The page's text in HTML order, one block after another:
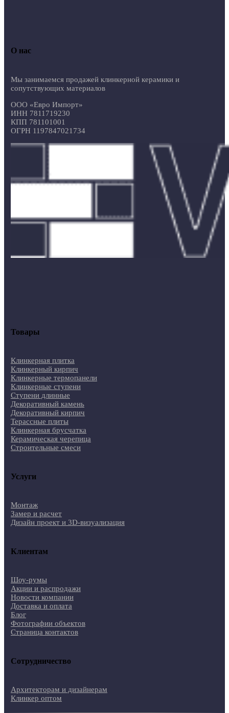
О нас
Мы занимаемся продажей клинкерной керамики и
сопутствующих материалов
ООО «Евро Импорт»
ИНН 7811719230
КПП 781101001
ОГРН 1197847021734
Товары
Клинкерная плитка
Клинкерный кирпич
Клинкерные термопанели
Клинкерные ступени
Ступени длинные
Декоративный камень
Декоративный кирпич
Терассные плиты
Клинкерная брусчатка
Керамическая черепица
Строительные смеси
Услуги
Монтаж
Замер и расчет
Дизайн проект и 3D-визуализация
Клиентам
Шоу-румы
Акции и распродажи
Новости компании
Доставка и оплата
Блог
Фотографии объектов
Страница контактов
Сотрудничество
Архитекторам и дизайнерам
Клинкер оптом